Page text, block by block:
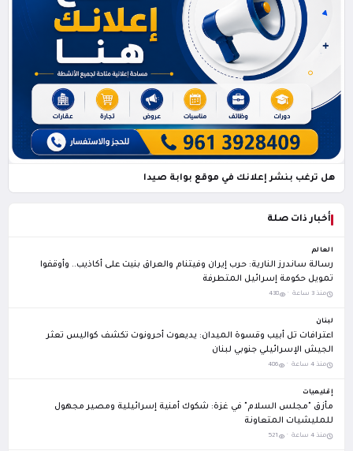
هل ترغب بنشر إعلانك في موقع بوابة صيدا
أخبار ذات صلة
العالم
رسالة ساندرز النارية: حرب إيران وفيتنام والعراق بنيت على أكاذيب.. وأوقفوا
تمويل حكومة إسرائيل المتطرفة
منذ 3 ساعة · 438
لبنان
اعترافات تل أبيب وقسوة الميدان: يديعوت أحرونوت تكشف كواليس تعثر
الجيش الإسرائيلي جنوبي لبنان
منذ 4 ساعة · 486
إقليميات
مأزق "مجلس السلام" في غزة: شكوك أمنية إسرائيلية ومصير مجهول
للمليشيات المتعاونة
منذ 4 ساعة · 521